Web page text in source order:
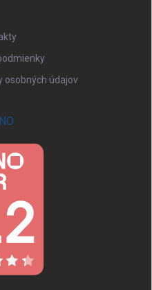
osobných údajov